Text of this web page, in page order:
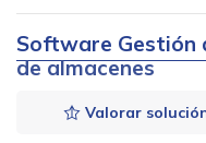
Software Gestión
de almacenes
Valorar